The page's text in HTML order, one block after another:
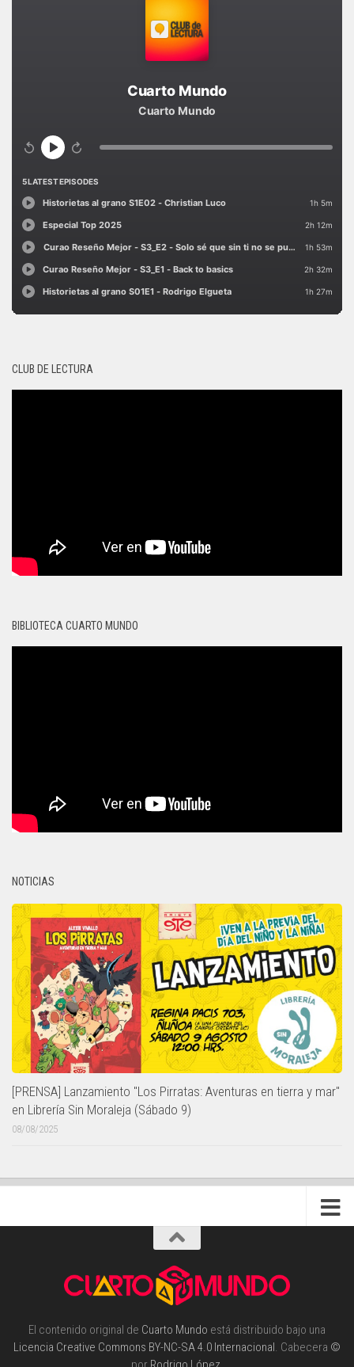
CLUB DE LECTURA
BIBLIOTECA CUARTO MUNDO
NOTICIAS
[PRENSA] Lanzamiento "Los Pirratas: Aventuras en tierra y mar"
en Librería Sin Moraleja (Sábado 9)
08/08/2025
El contenido original de Cuarto Mundo está distribuido bajo una
Licencia Creative Commons BY-NC-SA 4.0 Internacional. Cabecera ©